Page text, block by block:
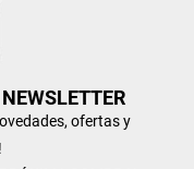
ofertas y